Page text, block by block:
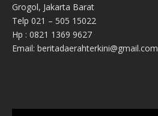
Grogol, Jakarta Barat
Telp 021 – 505 15022
Hp : 0821 1369 9627
Email: beritadaerahterkini@gmail.com